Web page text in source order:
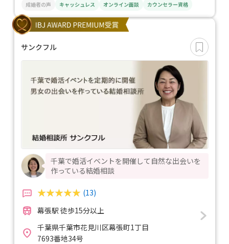
成婚者の声 キャッシュレス オンライン面談 カウンセラー資格
サンクフル
千葉で婚活イベントを開催して自然な出会いを
作っている結婚相談
(13)
幕張駅 徒歩15分以上
千葉県千葉市花見川区幕張町1丁目
7693番地34号